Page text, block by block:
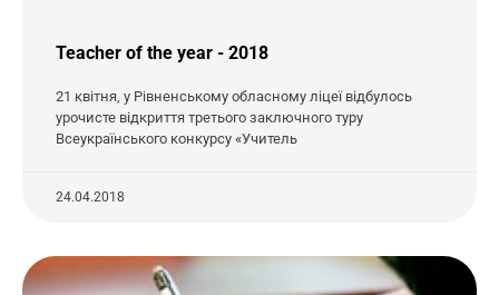
Teacher of the year - 2018
21 квітня, у Рівненському обласному ліцеї відбулось
урочисте відкриття третього заключного туру
Всеукраїнського конкурсу «Учитель
24.04.2018